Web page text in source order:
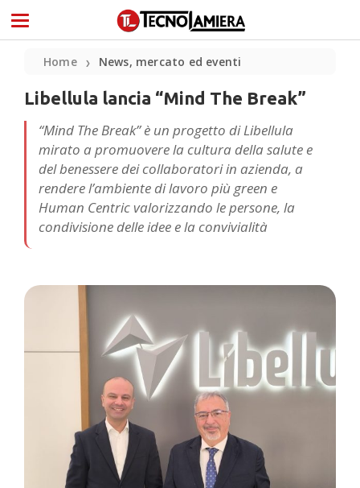
Home ❯ News, mercato ed eventi
Libellula lancia “Mind The Break”
“Mind The Break” è un progetto di Libellula
mirato a promuovere la cultura della salute e
del benessere dei collaboratori in azienda, a
rendere l’ambiente di lavoro più green e
Human Centric valorizzando le persone, la
condivisione delle idee e la convivialità